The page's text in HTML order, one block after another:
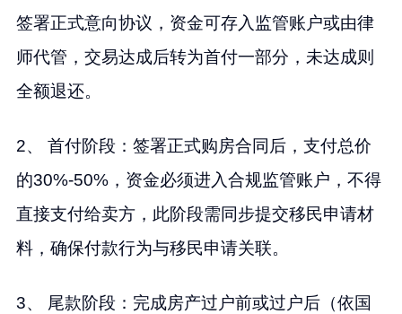
签署正式意向协议，资金可存入监管账户或由律
师代管，交易达成后转为首付一部分，未达成则
全额退还。
2、 首付阶段：签署正式购房合同后，支付总价
的30%-50%，资金必须进入合规监管账户，不得
直接支付给卖方，此阶段需同步提交移民申请材
料，确保付款行为与移民申请关联。
3、 尾款阶段：完成房产过户前或过户后（依国